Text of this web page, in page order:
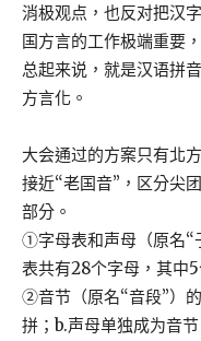
消极观点，也反对把汉
国方言的工作极端重要
总起来说，就是汉语拼
方言化。
大会通过的方案只有北
接近“老国音”，区分尖
部分。
①字母表和声母（原名“
表共有28个字母，其中
②音节（原名“音段”）
拼；b.声母单独成为音